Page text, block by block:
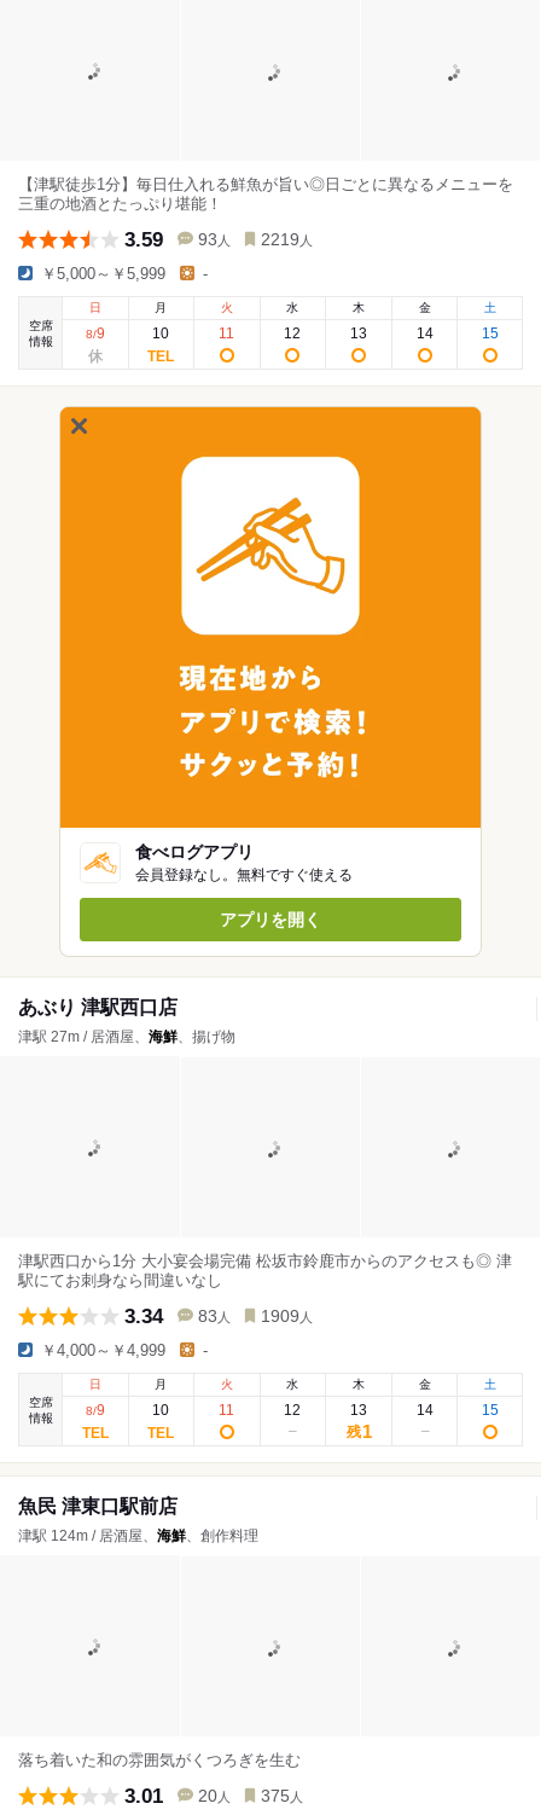
【津駅徒歩1分】毎日仕入れる鮮魚が旨い◎日ごとに異なるメニューを
三重の地酒とたっぷり堪能！
3.59 93 人 2219 人
￥5,000～￥5,999 -
空席
情報
日
8/9
月
10
火
11
水
12
木
13
金
14
土
15
食べログアプリ
会員登録なし。無料ですぐ使える
アプリを開く
あぶり 津駅西口店
津駅 27m / 居酒屋、 海鮮、揚げ物
津駅西口から1分 大小宴会場完備 松坂市鈴鹿市からのアクセスも◎ 津
駅にてお刺身なら間違いなし
3.34 83 人 1909 人
￥4,000～￥4,999 -
空席
情報
日
8/9
月
10
火
11
水
12
木
13
残1
金
14
土
15
魚民 津東口駅前店
津駅 124m / 居酒屋、 海鮮、創作料理
落ち着いた和の雰囲気がくつろぎを生む
3.01 20 人 375 人